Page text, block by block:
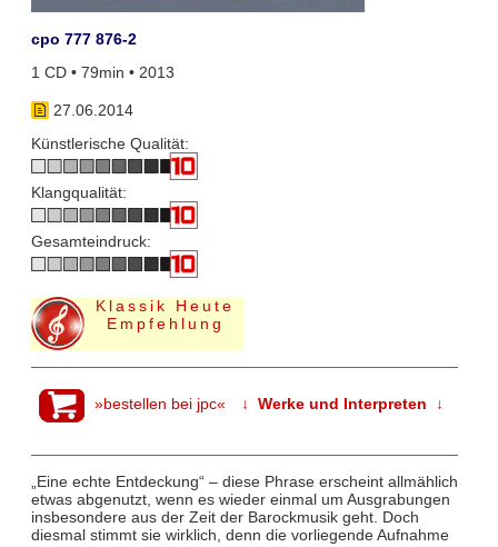
cpo 777 876-2
1 CD • 79min • 2013
27.06.2014
Künstlerische Qualität:
Klangqualität:
Gesamteindruck:
Klassik Heute
Empfehlung
»bestellen bei jpc« ↓ Werke und Interpreten ↓
„Eine echte Entdeckung“ – diese Phrase erscheint allmählich
etwas abgenutzt, wenn es wieder einmal um Ausgrabungen
insbesondere aus der Zeit der Barockmusik geht. Doch
diesmal stimmt sie wirklich, denn die vorliegende Aufnahme